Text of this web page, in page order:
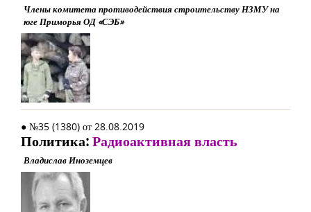
Члены комитета противодействия строительству НЗМУ на
юге Приморья ОД «СЭБ»
● №35 (1380) от 28.08.2019
Политика:Радиоактивная власть
Владислав Иноземцев